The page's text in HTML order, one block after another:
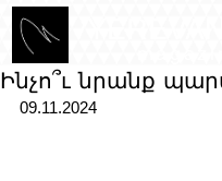
Ինչո՞ւ նրանք
09.11.2024